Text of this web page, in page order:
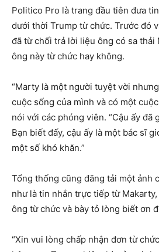
Politico Pro là trang đầu tiên đưa
dưới thời Trump từ chức. Trước đó
đã từ chối trả lời liệu ông có sa thải
ông này từ chức hay không.
“Marty là một người tuyệt vời
cuộc sống của mình và có một
nói với các phóng viên. “Cậu ấy đã
Bạn biết đấy, cậu ấy là một bác sĩ
một số khó khăn.”
Tổng thống cũng đăng tải một ảnh
như là tin nhắn trực tiếp từ
ông từ chức và bày tỏ lòng biết ơn
“Xin vui lòng chấp nhận đơn từ